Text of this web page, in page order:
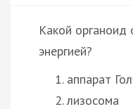
Какой органоид
энергией?
аппарат
лизосома